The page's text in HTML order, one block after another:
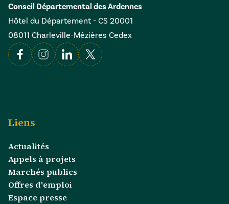
Conseil Départemental des Ardennes
Hôtel du Département - CS 20001
08011 Charleville-Mézières Cedex
FacebookInstagramLinkedin
X
Liens
Actualités
Appels à projets
Marchés publics
Offres d'emploi
Espace presse